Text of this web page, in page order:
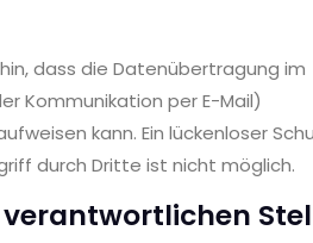
dass die Datenübertragung im
Kommunikation per E-Mail)
kann. Ein lückenloser
durch Dritte ist nicht möglich.
verantwortlichen